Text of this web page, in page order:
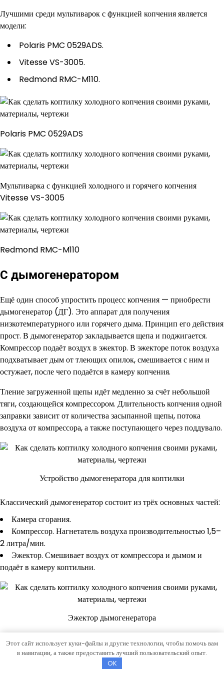
Лучшими среди мультиварок с функцией копчения является
модели:
Polaris PMC 0529ADS.
Vitesse VS-3005.
Redmond RMC-M110.
Polaris PMC 0529ADS
Мультиварка с функцией холодного и горячего копчения
Vitesse VS-3005
Redmond RMC-M110
С дымогенератором
Ещё один способ упростить процесс копчения — приобрести
дымогенератор (ДГ). Это аппарат для получения
низкотемпературного или горячего дыма. Принцип его действия
прост. В дымогенератор закладывается щепа и поджигается.
Компрессор подаёт воздух в эжектор. В эжекторе поток воздуха
подхватывает дым от тлеющих опилок, смешивается с ним и
остужает, после чего подаётся в камеру копчения.
Тление загруженной щепы идёт медленно за счёт небольшой
тяги, создающейся компрессором. Длительность копчения одной
заправки зависит от количества засыпанной щепы, потока
воздуха от компрессора, а также поступающего через поддувало.
Устройство дымогенератора для коптилки
Классический дымогенератор состоит из трёх основных частей:
Камера сгорания.
Компрессор. Нагнетатель воздуха производительностью 1,5–
2 литра/мин.
Эжектор. Смешивает воздух от компрессора и дымом и
подаёт в камеру коптильни.
Эжектор дымогенератора
Чтобы улучшить характеристики ДГ, его комплект может быть
дополнен дефлегматором (устройство для быстрого охлаждения
дыма) и ёмкостью для сбора конденсата. Некоторые модели ДГ
Этот сайт использует куки-файлы и другие технологии, чтобы помочь вам
в навигации, а также предоставить лучший пользовательский опыт.
OK